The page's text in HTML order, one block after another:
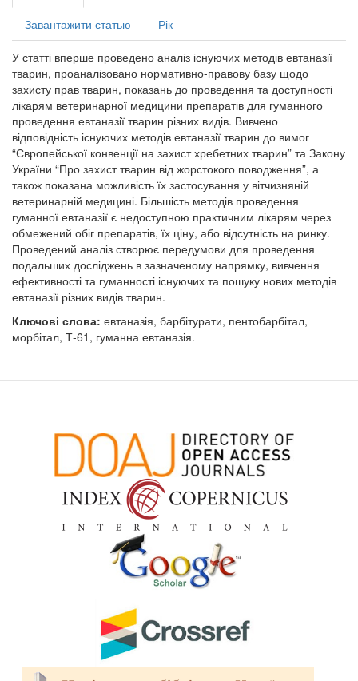
Завантажити статью Рік
У статті вперше проведено аналіз існуючих методів евтаназії
тварин, проаналізовано нормативно-правову базу щодо
захисту прав тварин, показань до проведення та доступності
лікарям ветеринарної медицини препаратів для гуманного
проведення евтаназії тварин різних видів. Вивчено
відповідність існуючих методів евтаназії тварин до вимог
“Європейської конвенції на захист хребетних тварин” та Закону
України “Про захист тварин від жорстокого поводження”, а
також показана можливість їх застосування у вітчизняній
ветеринарній медицині. Більшість методів проведення
гуманної евтаназії є недоступною практичним лікарям через
обмежений обіг препаратів, їх ціну, або відсутність на ринку.
Проведений аналіз створює передумови для проведення
подальших досліджень в зазначеному напрямку, вивчення
ефективності та гуманності існуючих та пошуку нових методів
евтаназії різних видів тварин.
Ключові слова: евтаназія, барбітурати, пентобарбітал,
морбітал, Т-61, гуманна евтаназія.